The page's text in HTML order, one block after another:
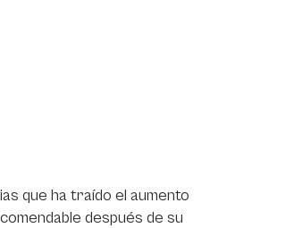
que ha traído el aumento
después de su